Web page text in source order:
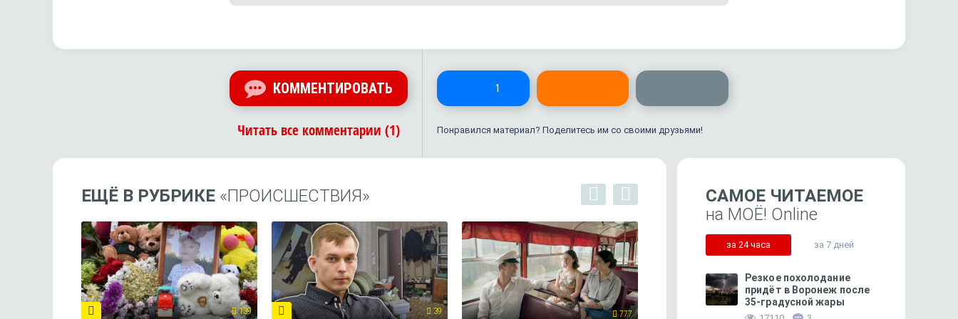
КОММЕНТИРОВАТЬ
Читать все комментарии (1)
1
Понравился материал? Поделитесь им со своими друзьями!
ЕЩЁ В РУБРИКЕ «ПРОИСШЕСТВИЯ»
139 39 777
САМОЕ ЧИТАЕМОЕ
на МОЁ! Online
за 24 часа за 7 дней
Резкое похолодание
придёт в Воронеж после
35-градусной жары